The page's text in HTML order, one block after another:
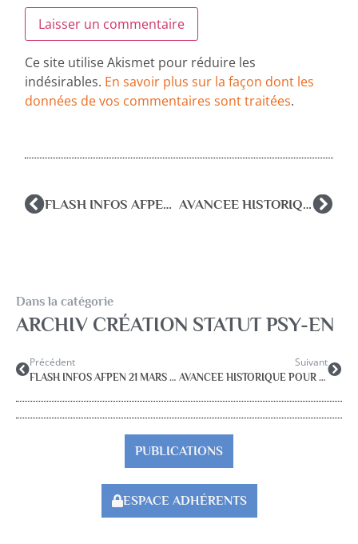
Ce site utilise Akismet pour réduire les
indésirables. En savoir plus sur la façon dont les
données de vos commentaires sont traitées.
FLASH INFOS AFPEN 21 MARS 2015 AVANCEE HISTORIQUE POUR LES PSYCHOLOGUES de l’EN
Dans la catégorie
ARCHIV CRÉATION STATUT PSY-EN
Précédent
FLASH INFOS AFPEN 21 MARS 2015
Suivant
AVANCEE HISTORIQUE POUR LES PSYCHOLOGUES de l’EN
PUBLICATIONS
ESPACE ADHÉRENTS